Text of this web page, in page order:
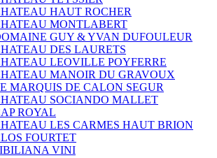
HAUT ROCHER
MONTLABERT
GUY & YVAN DUFOULEUR
DES LAURETS
LEOVILLE POYFERRE
MANOIR DU GRAVOUX
MARQUIS DE CALON SEGUR
SOCIANDO MALLET
ROYAL
LES CARMES HAUT BRION
FOURTET
VINI